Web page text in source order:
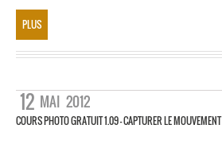
PLUS
12 MAI 2012
COURS PHOTO GRATUIT 1.09 – CAPTURER LE MOUVEMENT